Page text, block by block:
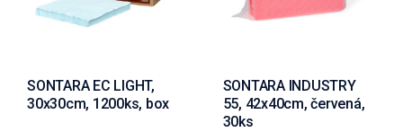
SONTARA EC LIGHT,
30x30cm, 1200ks, box
SONTARA INDUSTRY
55, 42x40cm, červená,
30ks